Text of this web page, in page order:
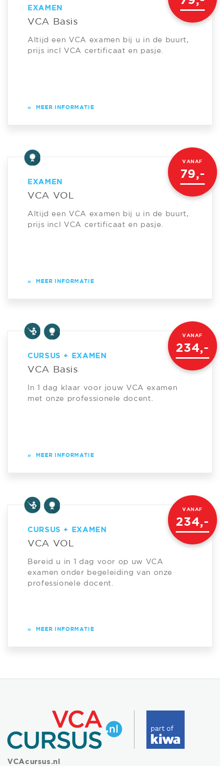
EXAMEN
VCA Basis
Altijd een VCA examen bij u in de buurt,
prijs incl VCA certificaat en pasje.
» MEER INFORMATIE
EXAMEN
VCA VOL
Altijd een VCA examen bij u in de buurt,
prijs incl VCA certificaat en pasje.
VANAF
79,-
» MEER INFORMATIE
CURSUS + EXAMEN
VCA Basis
In 1 dag klaar voor jouw VCA examen
met onze professionele docent.
VANAF
234,-
» MEER INFORMATIE
CURSUS + EXAMEN
VCA VOL
Bereid u in 1 dag voor op uw VCA
examen onder begeleiding van onze
professionele docent.
VANAF
234,-
» MEER INFORMATIE
VCAcursus.nl